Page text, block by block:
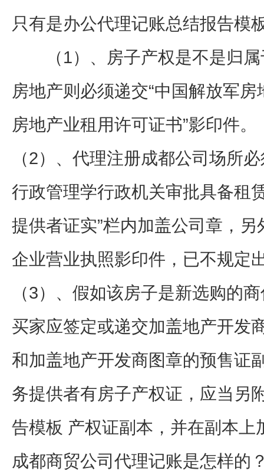
只有是办公代理记账总结报告模
（1）、房子产权是不是归属
房地产则必须递交“中国解放军房
房地产业租用许可证书”影印件。
（2）、代理注册成都公司场所
行政管理学行政机关审批具备租
提供者证实”栏内加盖公司章，
企业营业执照影印件，已不规定
（3）、假如该房子是新选购的
买家应签定或递交加盖地产开发
和加盖地产开发商图章的预售
务提供者有房子产权证，应当另
告模板 产权证副本，并在副本
成都商贸公司代理记账是怎样的